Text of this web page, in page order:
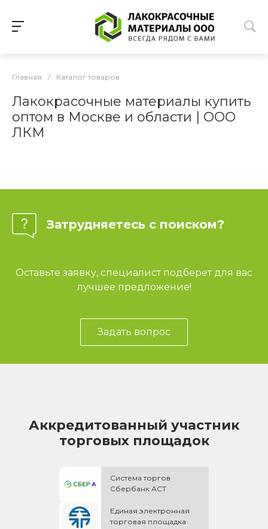
Главная / Каталог товаров
Лакокрасочные материалы купить
оптом в Москве и области | ООО
ЛКМ
Затрудняетесь с поиском?
Оставьте заявку, специалист подберет для вас
лучшее предложение!
Задать вопрос
Аккредитованный участник
торговых площадок
Система торгов
Сбербанк АСТ
Единая электронная
торговая площадка